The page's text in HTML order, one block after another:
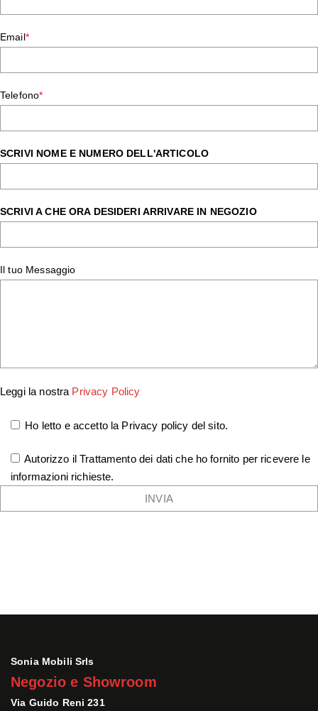
Email*
Telefono*
SCRIVI NOME E NUMERO DELL'ARTICOLO
SCRIVI A CHE ORA DESIDERI ARRIVARE IN NEGOZIO
Il tuo Messaggio
Leggi la nostra Privacy Policy
Ho letto e accetto la Privacy policy del sito.
Autorizzo il Trattamento dei dati che ho fornito per ricevere le
informazioni richieste.
Sonia Mobili Srls
Negozio e Showroom
Via Guido Reni 231